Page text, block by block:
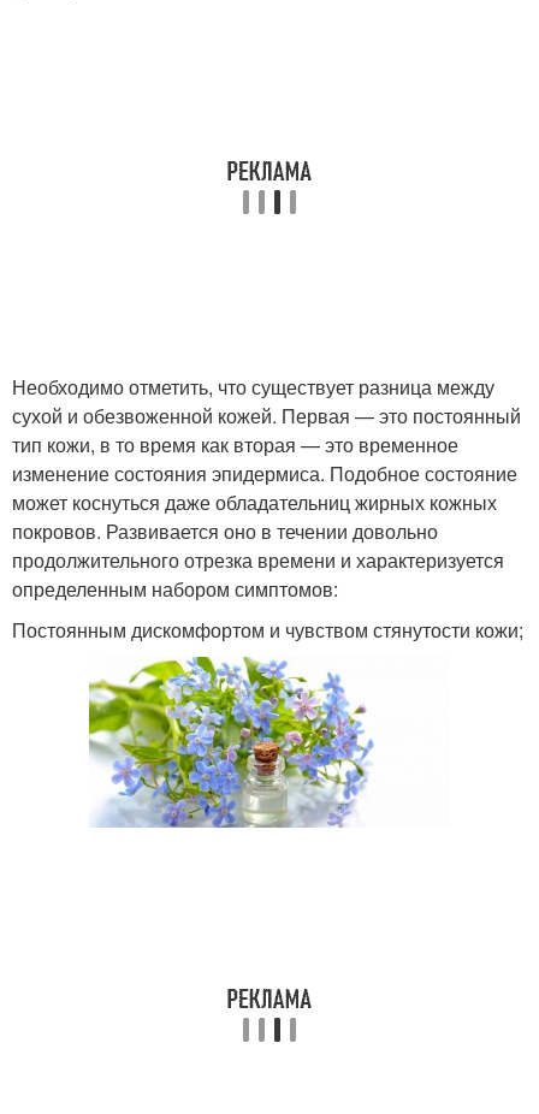
Необходимо отметить, что существует разница между
сухой и обезвоженной кожей. Первая — это постоянный
тип кожи, в то время как вторая — это временное
изменение состояния эпидермиса. Подобное состояние
может коснуться даже обладательниц жирных кожных
покровов. Развивается оно в течении довольно
продолжительного отрезка времени и характеризуется
определенным набором симптомов:
Постоянным дискомфортом и чувством стянутости кожи;